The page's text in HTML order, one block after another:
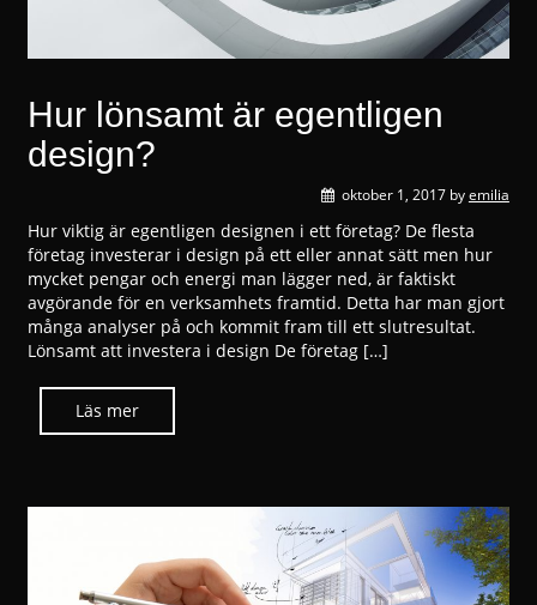
Hur lönsamt är egentligen
design?
oktober 1, 2017byemilia
Hur viktig är egentligen designen i ett företag? De flesta
företag investerar i design på ett eller annat sätt men hur
mycket pengar och energi man lägger ned, är faktiskt
avgörande för en verksamhets framtid. Detta har man gjort
många analyser på och kommit fram till ett slutresultat.
Lönsamt att investera i design De företag […]